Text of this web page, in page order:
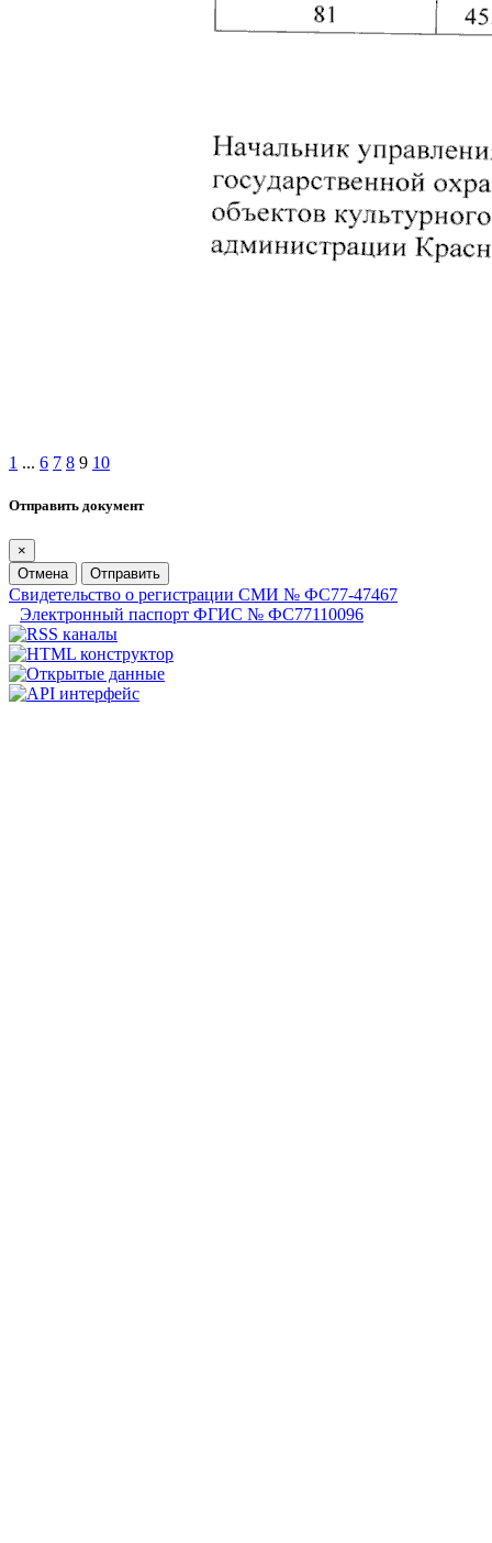
1 ... 6 7 8 9 10
Отправить документ
×
Отмена
Отправить
Свидетельство о регистрации СМИ № ФС77-47467
Электронный паспорт ФГИС № ФС77110096